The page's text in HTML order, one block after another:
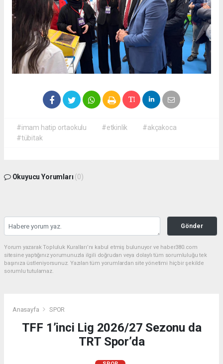
#imam hatip ortaokulu #etkinlik
#akçakoca
#tübitak
Okuyucu Yorumları (0)
Gönder
Yorum yazarak Topluluk Kuralları’nı kabul etmiş bulunuyor ve haber380.com
sitesine yaptığınız yorumunuzla ilgili doğrudan veya dolaylı tüm sorumluluğu tek
başınıza üstleniyorsunuz. Yazılan tüm yorumlardan site yönetimi hiçbir şekilde
sorumlu tutulamaz.
Anasayfa SPOR
TFF 1’inci Lig 2026/27 Sezonu da
TRT Spor’da